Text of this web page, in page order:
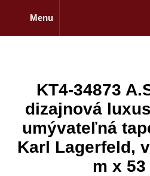
Menu
KT4-34873
dizajnová
umývateľná
Karl Lagerfeld,
m x 53